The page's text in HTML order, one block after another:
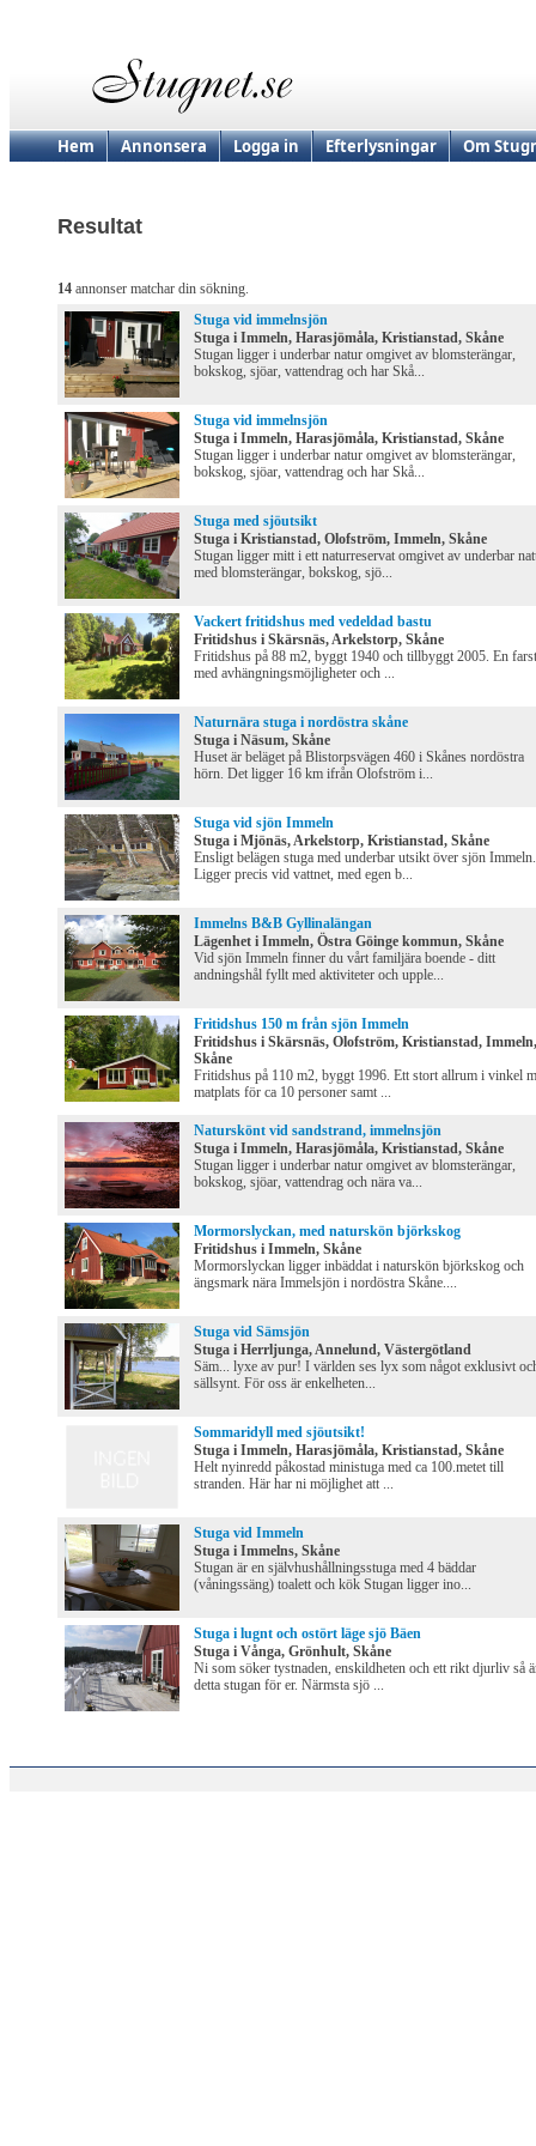
Hem Annonsera Logga in Efterlysningar Om
Resultat
14 annonser matchar din sökning.
Stuga vid immelnsjön
Stuga i Immeln, Harasjömåla, Kristianstad, Skåne
Stugan ligger i underbar natur omgivet av blomsterängar,
bokskog, sjöar, vattendrag och har Skå...
Stuga vid immelnsjön
Stuga i Immeln, Harasjömåla, Kristianstad, Skåne
Stugan ligger i underbar natur omgivet av blomsterängar,
bokskog, sjöar, vattendrag och har Skå...
Stuga med sjöutsikt
Stuga i Kristianstad, Olofström, Immeln, Skåne
Stugan ligger mitt i ett naturreservat omgivet av underbar
med blomsterängar, bokskog, sjö...
Vackert fritidshus med vedeldad bastu
Fritidshus i Skärsnäs, Arkelstorp, Skåne
Fritidshus på 88 m2, byggt 1940 och tillbyggt 2005. En
med avhängningsmöjligheter och ...
Naturnära stuga i nordöstra skåne
Stuga i Näsum, Skåne
Huset är beläget på Blistorpsvägen 460 i Skånes nordöstra
hörn. Det ligger 16 km ifrån Olofström i...
Stuga vid sjön Immeln
Stuga i Mjönäs, Arkelstorp, Kristianstad, Skåne
Ensligt belägen stuga med underbar utsikt över sjön Immeln.
Ligger precis vid vattnet, med egen b...
Immelns B&B Gyllinalängan
Lägenhet i Immeln, Östra Göinge kommun, Skåne
Vid sjön Immeln finner du vårt familjära boende - ditt
andningshål fyllt med aktiviteter och upple...
Fritidshus 150 m från sjön Immeln
Fritidshus i Skärsnäs, Olofström, Kristianstad, Immeln,
Skåne
Fritidshus på 110 m2, byggt 1996. Ett stort allrum i vinkel
matplats för ca 10 personer samt ...
Naturskönt vid sandstrand, immelnsjön
Stuga i Immeln, Harasjömåla, Kristianstad, Skåne
Stugan ligger i underbar natur omgivet av blomsterängar,
bokskog, sjöar, vattendrag och nära va...
Mormorslyckan, med naturskön björkskog
Fritidshus i Immeln, Skåne
Mormorslyckan ligger inbäddat i naturskön björkskog och
ängsmark nära Immelsjön i nordöstra Skåne....
Stuga vid Sämsjön
Stuga i Herrljunga, Annelund, Västergötland
Säm... lyxe av pur! I världen ses lyx som något exklusivt
sällsynt. För oss är enkelheten...
Sommaridyll med sjöutsikt!
Stuga i Immeln, Harasjömåla, Kristianstad, Skåne
Helt nyinredd påkostad ministuga med ca 100.metet till
stranden. Här har ni möjlighet att ...
Stuga vid Immeln
Stuga i Immelns, Skåne
Stugan är en självhushållningsstuga med 4 bäddar
(våningssäng) toalett och kök Stugan ligger ino...
Stuga i lugnt och ostört läge sjö Bäen
Stuga i Vånga, Grönhult, Skåne
Ni som söker tystnaden, enskildheten och ett rikt djurliv så
detta stugan för er. Närmsta sjö ...